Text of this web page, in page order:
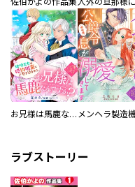
お兄様は馬鹿なんですか？～地味王女は婚約破棄に巻き込まれる～
ラブストーリー